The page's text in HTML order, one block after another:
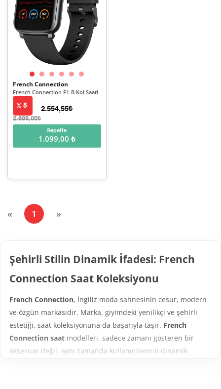
French Connection
French Connection F1-B Kol Saati
5
2.689,00₺
2.554,55₺
Sepette
1.099,00 ₺
« 1 (current)
»
Şehirli Stilin Dinamik İfadesi: French
Connection Saat Koleksiyonu
French Connection, İngiliz moda sahnesinin cesur, modern
ve özgün markasıdır. Marka, giyimdeki yenilikçi ve şehirli
estetiği, saat koleksiyonuna da başarıyla taşır. French
Connection saat modelleri, sadece zamanı gösteren bir
aksesuar değil, aynı zamanda kullanıcılarının dinamik